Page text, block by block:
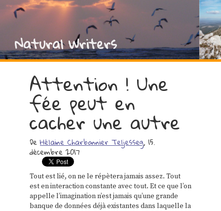
Natural Writers
Attention ! Une
fée peut en
cacher une autre
DeHélaine Charbonnier Teljesseg, 15.
décembre 2017
Tout est lié, on ne le répètera jamais assez. Tout
est en interaction constante avec tout. Et ce que l’on
appelle l’imagination n’est jamais qu’une grande
banque de données déjà existantes dans laquelle la